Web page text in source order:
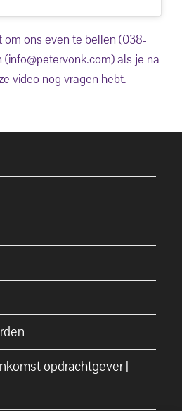
om ons even te bellen (038-
als je na
video nog vragen hebt.
opdrachtgever |